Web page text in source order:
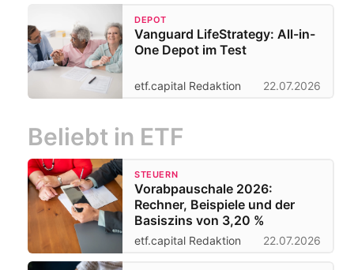
DEPOT
Vanguard LifeStrategy: All-in-
One Depot im Test
etf.capital Redaktion 22.07.2026
Beliebt in ETF
STEUERN
Vorabpauschale 2026:
Rechner, Beispiele und der
Basiszins von 3,20 %
etf.capital Redaktion 22.07.2026